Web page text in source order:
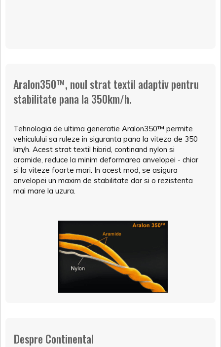
Aralon350™, noul strat textil adaptiv pentru
stabilitate pana la 350km/h.
Tehnologia de ultima generatie Aralon350™ permite
vehiculului sa ruleze in siguranta pana la viteza de 350
km/h. Acest strat textil hibrid, continand nylon si
aramide, reduce la minim deformarea anvelopei - chiar
si la viteze foarte mari. In acest mod, se asigura
anvelopei un maxim de stabilitate dar si o rezistenta
mai mare la uzura.
Despre Continental